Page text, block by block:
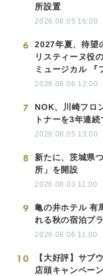
所設置
2026.08.05 16:00
6
2027年夏、待望
リスティーヌ役
ミュージカル 『
2026.08.06 12:00
7
NOK、川崎フロ
トナーを3年連続
2026.08.05 13:00
8
新たに、茨城県
所」を開設
2026.08.03 11:00
9
亀の井ホテル 有
れる秋の宿泊プ
2026.08.06 11:00
10
【大好評】サブ
店頭キャンペー